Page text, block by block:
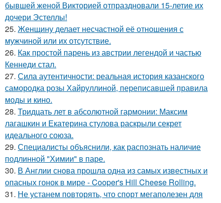
бывшей женой Викторией отпраздновали 15-летие их
дочери Эстеллы!
25. Женщину делает несчастной её отношения с
мужчиной или их отсутствие.
26. Как простой парень из австрии легендой и частью
Кеннеди стал.
27. Сила аутентичности: реальная история казанского
самородка розы Хайруллиной, переписавшей правила
моды и кино.
28. Тридцать лет в абсолютной гармонии: Максим
лагашкин и Екатерина стулова раскрыли секрет
идеального союза.
29. Специалисты объяснили, как распознать наличие
подлинной "Химии" в паре.
30. В Англии снова прошла одна из самых известных и
опасных гонок в мире - Cooper's Hill Cheese Rolling.
31. Не устанем повторять, что спорт мегаполезен для